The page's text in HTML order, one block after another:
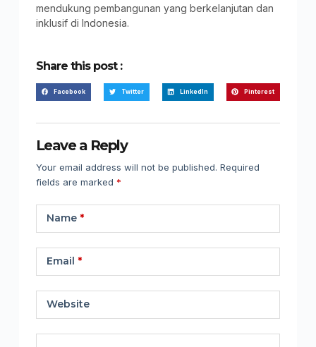
mendukung pembangunan yang berkelanjutan dan
inklusif di Indonesia.
Share this post :
Facebook Twitter LinkedIn Pinterest
Leave a Reply
Your email address will not be published. Required
fields are marked *
Name*
Email *
Website